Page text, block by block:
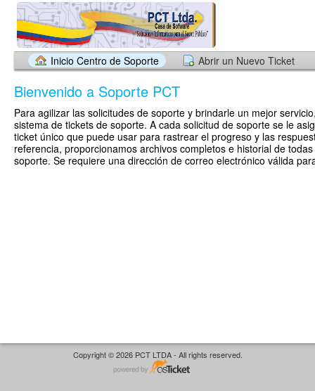
Inicio Centro de Soporte Abrir un Nuevo Ticket
Bienvenido a Soporte PCT
Para agilizar las solicitudes de soporte y brindarle un mejor
sistema de tickets de soporte. A cada solicitud de soporte se le
ticket único que puede usar para rastrear el progreso y las
referencia, proporcionamos archivos completos e historial de
soporte. Se requiere una dirección de correo electrónico válida
Copyright © 2026 PCT LTDA - All rights reserved.